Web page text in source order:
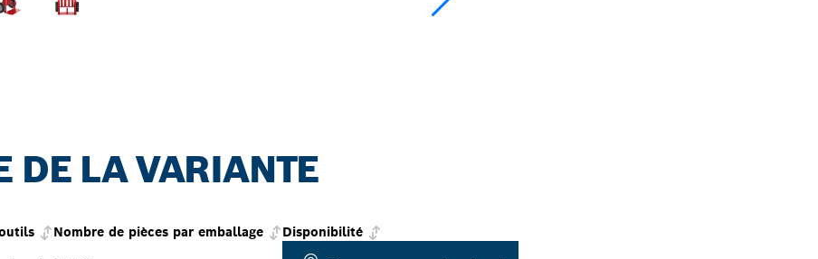
DE LA VARIANTE
Nombre de pièces par emballage
Disponibilité